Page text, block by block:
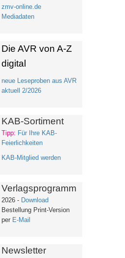
zmv-online.de
Mediadaten
Die AVR von A-Z
digital
neue Leseproben aus AVR
aktuell 2/2026
KAB-Sortiment
Tipp: Für Ihre KAB-
Feierlichkeiten
KAB-Mitglied werden
Verlagsprogramm
2026 - Download
Bestellung Print-Version
per E-Mail
Newsletter